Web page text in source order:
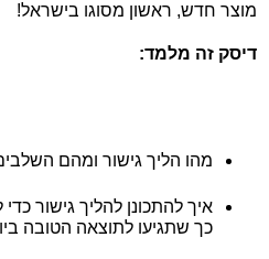
מוצר חדש, ראשון מסוגו בישראל!
דיסק זה מלמד:
מהו הליך גישור ומהם
איך להתכונן להליך גישור
כך שתגיעו לתוצאה הטובה